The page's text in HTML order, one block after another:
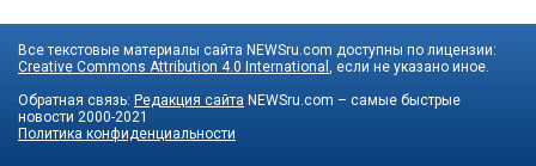
Все текстовые материалы сайта NEWSru.com доступны по лицензии:
Creative Commons Attribution 4.0 International , если не указано иное.
Обратная связь: Редакция сайта NEWSru.com – самые быстрые
новости 2000-2021
Политика конфиденциальности